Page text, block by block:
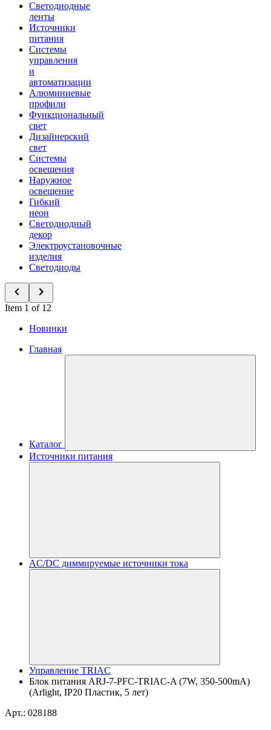
Светодиодные
ленты
Источники
питания
Системы
управления
и
автоматизации
Алюминиевые
профили
Функциональный
свет
Дизайнерский
свет
Системы
освещения
Наружное
освещение
Гибкий
неон
Светодиодный
декор
Электроустановочные
изделия
Светодиоды
Item 1 of 12
Новинки
Главная
Каталог
Источники питания
AC/DC диммируемые источники тока
Управление TRIAC
Блок питания ARJ-7-PFC-TRIAC-A (7W, 350-500mA)
(Arlight, IP20 Пластик, 5 лет)
Арт.: 028188